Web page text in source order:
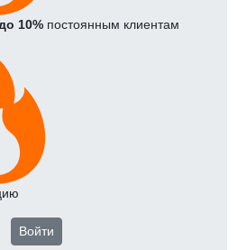
10% постоянным клиентам
Войти